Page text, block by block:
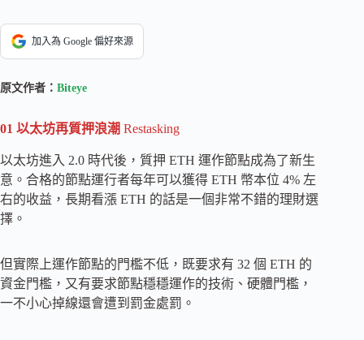
加入為 Google 偏好來源
原文作者： Biteye
01 以太坊再質押浪潮 Restasking
以太坊進入 2.0 時代後，質押 ETH 運作節點成為了新生
意。合格的節點運行者每年可以獲得 ETH 幣本位 4% 左
右的收益，長期看漲 ETH 的話是一個非常不錯的理財選
擇。
但實際上運作節點的門檻不低，既要求有 32 個 ETH 的
資金門檻，又有要求節點穩穩運作的技術、硬體門檻，
一不小心掉線還會遭到罰金處罰。